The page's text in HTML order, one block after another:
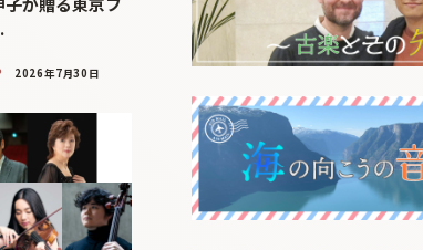
2026年7月30日